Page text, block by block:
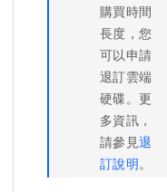
購買時間
長度，您
可以申請
退訂雲端
硬碟。更
多資訊，
請參見退
訂說明。